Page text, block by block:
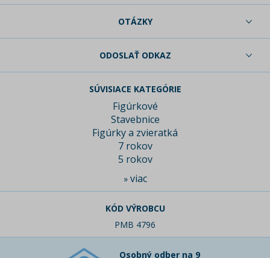
OTÁZKY
ODOSLAŤ ODKAZ
SÚVISIACE KATEGÓRIE
Figúrkové
Stavebnice
Figúrky a zvieratká
7 rokov
5 rokov
» viac
KÓD VÝROBCU
PMB 4796
Osobný odber na 9